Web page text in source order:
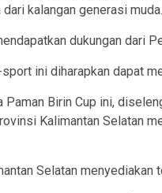
kalangan generasi muda.
dukungan dari
ini diharapkan dapat
Birin Cup ini,
Kalimantan Selatan
Selatan menyediakan